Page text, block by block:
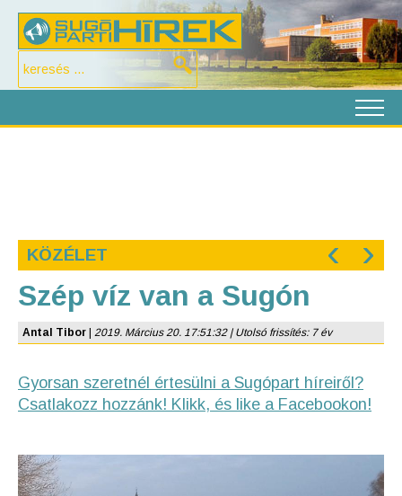
KÖZÉLET ‹ ›
Szép víz van a Sugón
Antal Tibor 2019. Március 20. 17:51:32 | Utolsó frissítés: 7 év
Gyorsan szeretnél értesülni a Sugópart híreiről?
Csatlakozz hozzánk! Klikk, és like a Facebookon!